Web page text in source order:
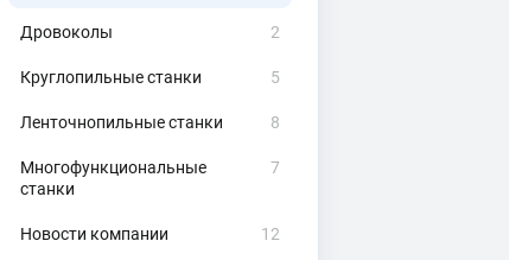
Дровоколы 2
Круглопильные станки 5
Ленточнопильные станки 8
Многофункциональные
станки
7
Новости компании 12